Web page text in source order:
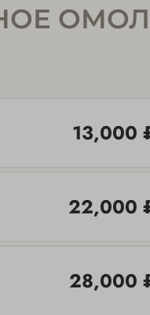
13,000
22,000
28,000